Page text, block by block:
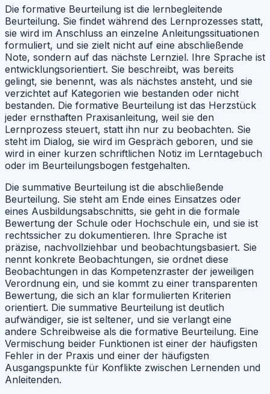
Die formative Beurteilung ist die lernbegleitende
Beurteilung. Sie findet während des Lernprozesses statt,
sie wird im Anschluss an einzelne Anleitungssituationen
formuliert, und sie zielt nicht auf eine abschließende
Note, sondern auf das nächste Lernziel. Ihre Sprache ist
entwicklungsorientiert. Sie beschreibt, was bereits
gelingt, sie benennt, was als nächstes ansteht, und sie
verzichtet auf Kategorien wie bestanden oder nicht
bestanden. Die formative Beurteilung ist das Herzstück
jeder ernsthaften Praxisanleitung, weil sie den
Lernprozess steuert, statt ihn nur zu beobachten. Sie
steht im Dialog, sie wird im Gespräch geboren, und sie
wird in einer kurzen schriftlichen Notiz im Lerntagebuch
oder im Beurteilungsbogen festgehalten.
Die summative Beurteilung ist die abschließende
Beurteilung. Sie steht am Ende eines Einsatzes oder
eines Ausbildungsabschnitts, sie geht in die formale
Bewertung der Schule oder Hochschule ein, und sie ist
rechtssicher zu dokumentieren. Ihre Sprache ist
präzise, nachvollziehbar und beobachtungsbasiert. Sie
nennt konkrete Beobachtungen, sie ordnet diese
Beobachtungen in das Kompetenzraster der jeweiligen
Verordnung ein, und sie kommt zu einer transparenten
Bewertung, die sich an klar formulierten Kriterien
orientiert. Die summative Beurteilung ist deutlich
aufwändiger, sie ist seltener, und sie verlangt eine
andere Schreibweise als die formative Beurteilung. Eine
Vermischung beider Funktionen ist einer der häufigsten
Fehler in der Praxis und einer der häufigsten
Ausgangspunkte für Konflikte zwischen Lernenden und
Anleitenden.